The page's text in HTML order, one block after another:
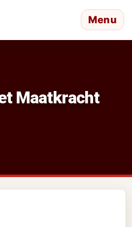
Menu
Maatkracht